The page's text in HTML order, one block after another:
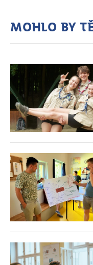
Mohlo by